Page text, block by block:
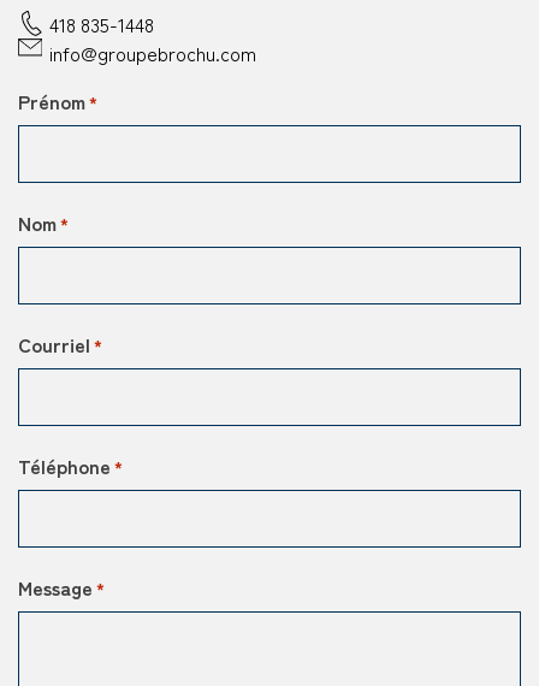
418 835-1448
info@groupebrochu.com
Prénom*
Nom*
Courriel *
Téléphone *
Message *